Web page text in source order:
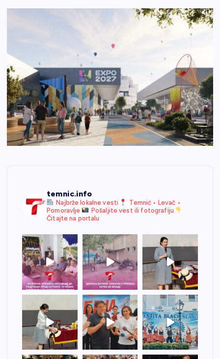
temnic.info
Najbrže lokalne vesti
Temnić • Levač •
Pomoravlje
Pošaljite vest ili fotografiju
Čitajte na portalu